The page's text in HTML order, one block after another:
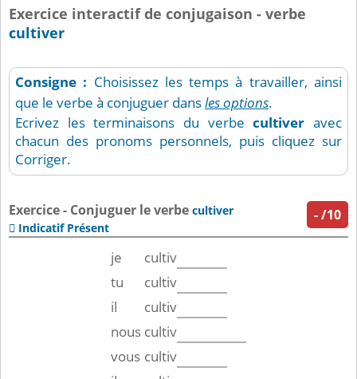
Exercice interactif de conjugaison - verbe
cultiver
Consigne : Choisissez les temps à travailler, ainsi
que le verbe à conjuguer dansles options.
Ecrivez les terminaisons du verbecultiver avec
chacun des pronoms personnels, puis cliquez sur
Corriger.
-/10
Exercice - Conjuguer le verbe cultiver
 Indicatif Présent
je
cultiv
tu
cultiv
il
cultiv
nous cultiv
vous cultiv